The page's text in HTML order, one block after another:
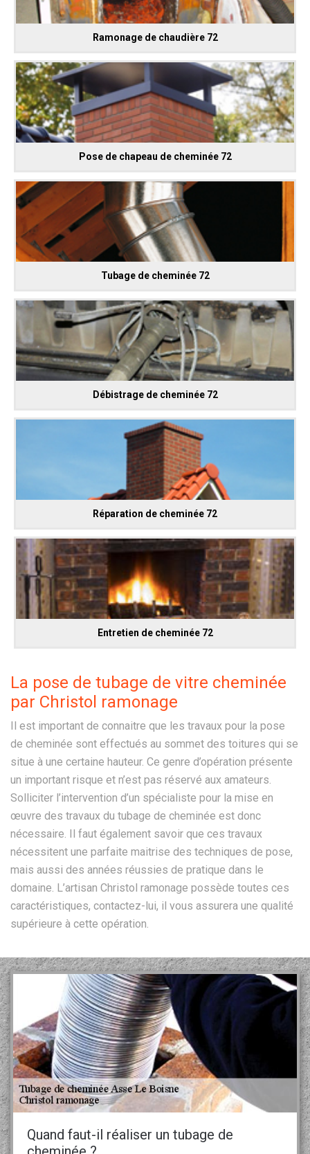
Ramonage de chaudière 72
Pose de chapeau de cheminée 72
Tubage de cheminée 72
Débistrage de cheminée 72
Réparation de cheminée 72
Entretien de cheminée 72
La pose de tubage de vitre cheminée
par Christol ramonage
Il est important de connaitre que les travaux pour la pose
de cheminée sont effectués au sommet des toitures qui se
situe à une certaine hauteur. Ce genre d’opération présente
un important risque et n’est pas réservé aux amateurs.
Solliciter l’intervention d’un spécialiste pour la mise en
œuvre des travaux du tubage de cheminée est donc
nécessaire. Il faut également savoir que ces travaux
nécessitent une parfaite maitrise des techniques de pose,
mais aussi des années réussies de pratique dans le
domaine. L’artisan Christol ramonage possède toutes ces
caractéristiques, contactez-lui, il vous assurera une qualité
supérieure à cette opération.
Quand faut-il réaliser un tubage de